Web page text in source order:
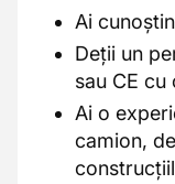
Ai
Deții un
sau CE
Ai o
camion,